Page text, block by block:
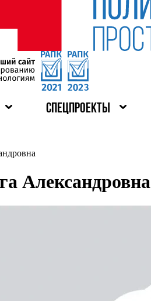
СПЕЦПРОЕКТЫ
Александровна